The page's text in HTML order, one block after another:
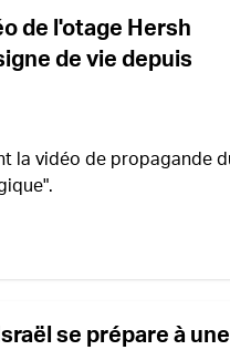
de l'otage Hersh
de vie depuis
la vidéo de propagande
se prépare à une